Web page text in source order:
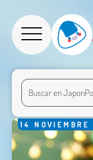
14 NOVIEMBRE